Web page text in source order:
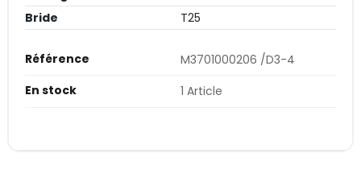
Bride
T25
Référence
M3701000206 /D3-4
En stock
1 Article